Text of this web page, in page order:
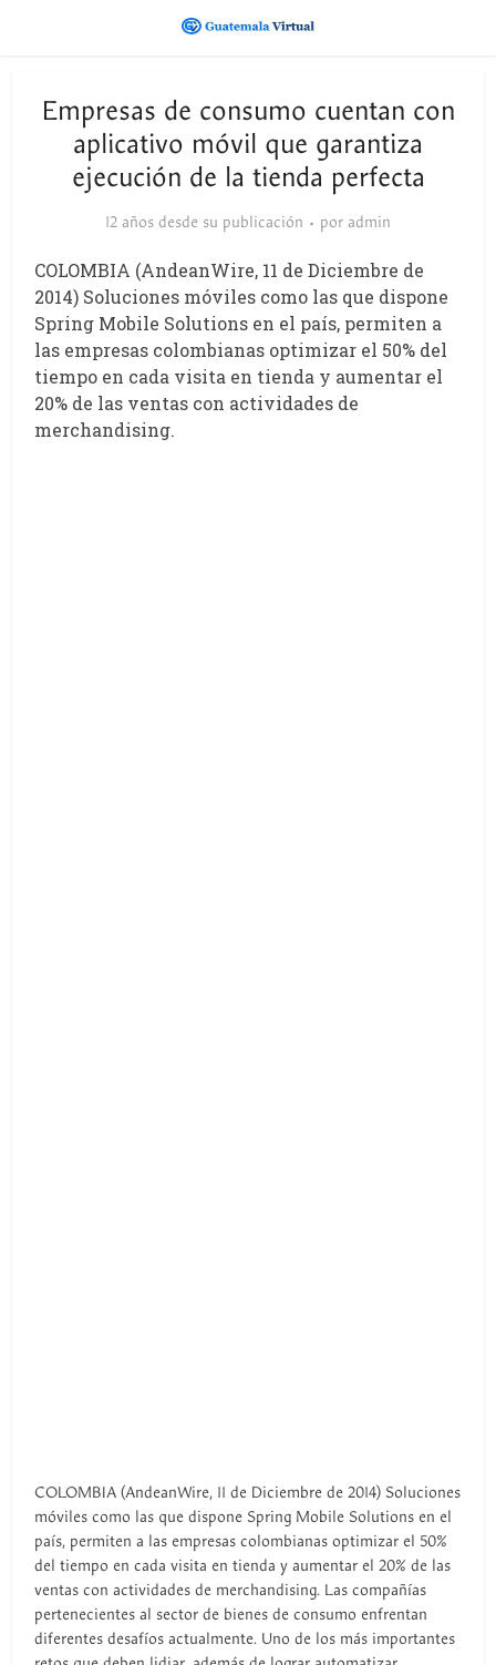
Empresas de consumo cuentan con
aplicativo móvil que garantiza
ejecución de la tienda perfecta
12 años desde su publicación por admin
COLOMBIA (AndeanWire, 11 de Diciembre de
2014) Soluciones móviles como las que dispone
Spring Mobile Solutions en el país, permiten a
las empresas colombianas optimizar el 50% del
tiempo en cada visita en tienda y aumentar el
20% de las ventas con actividades de
merchandising.
COLOMBIA (AndeanWire, 11 de Diciembre de 2014) Soluciones
móviles como las que dispone Spring Mobile Solutions en el
país, permiten a las empresas colombianas optimizar el 50%
del tiempo en cada visita en tienda y aumentar el 20% de las
ventas con actividades de merchandising. Las compañías
pertenecientes al sector de bienes de consumo enfrentan
diferentes desafíos actualmente. Uno de los más importantes